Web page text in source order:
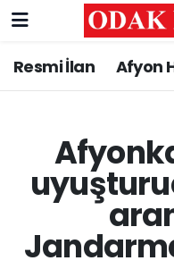
Resmi İlan Afyon
ASAYİŞ
GÜNCEL
SİYASET
Nöbetçi
Trafik Durumu
Süper Lig Puan
Tüm Manşetler